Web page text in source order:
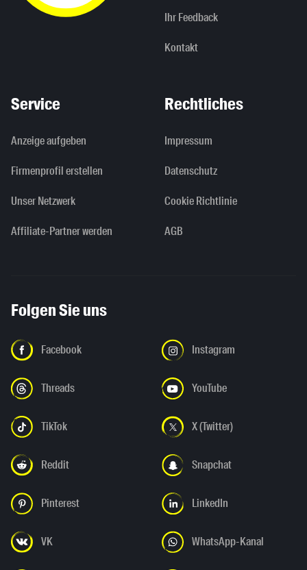
Ihr Feedback
Kontakt
Service
Anzeige aufgeben
Firmenprofil erstellen
Unser Netzwerk
Affiliate-Partner werden
Rechtliches
Impressum
Datenschutz
Cookie Richtlinie
AGB
Folgen Sie uns
Facebook Instagram
Threads YouTube
TikTok X (Twitter)
Reddit Snapchat
Pinterest LinkedIn
VK WhatsApp-Kanal